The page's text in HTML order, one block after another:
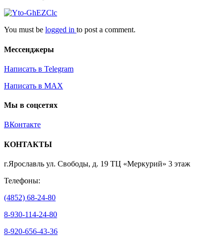
You must be logged in to post a comment.
Мессенджеры
Написать в Telegram
Написать в MAX
Мы в соцсетях
ВКонтакте
КОНТАКТЫ
г.Ярославль ул. Свободы, д. 19 ТЦ «Меркурий» 3 этаж
Телефоны:
(4852) 68-24-80
8-930-114-24-80
8-920-656-43-36